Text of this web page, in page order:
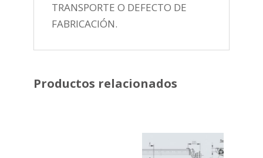
TRANSPORTE O DEFECTO DE
FABRICACIÓN.
Productos relacionados